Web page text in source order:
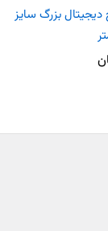
بزرگ سایز